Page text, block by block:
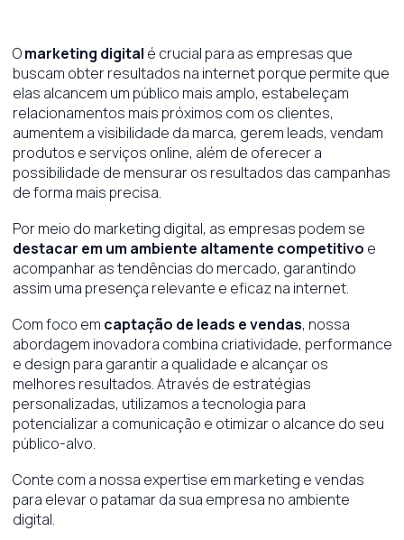
Omarketing digital é crucial para as empresas que
buscam obter resultados na internet porque permite que
elas alcancem um público mais amplo, estabeleçam
relacionamentos mais próximos com os clientes,
aumentem a visibilidade da marca, gerem leads, vendam
produtos e serviços online, além de oferecer a
possibilidade de mensurar os resultados das campanhas
de forma mais precisa.
Por meio do marketing digital, as empresas podem se
destacar em um ambiente altamente competitivo e
acompanhar as tendências do mercado, garantindo
assim uma presença relevante e eficaz na internet.
Com foco em captação de leads e vendas, nossa
abordagem inovadora combina criatividade, performance
e design para garantir a qualidade e alcançar os
melhores resultados. Através de estratégias
personalizadas, utilizamos a tecnologia para
potencializar a comunicação e otimizar o alcance do seu
público-alvo.
Conte com a nossa expertise em marketing e vendas
para elevar o patamar da sua empresa no ambiente
digital.